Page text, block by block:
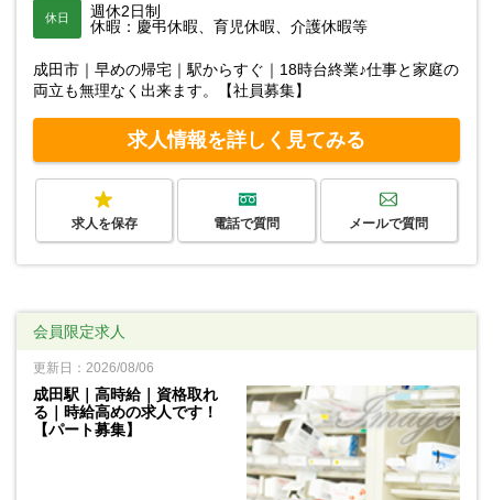
休日
週休2日制
休暇：慶弔休暇、育児休暇、介護休暇等
成田市｜早めの帰宅｜駅からすぐ｜18時台終業♪仕事と家庭の
両立も無理なく出来ます。【社員募集】
求人情報を詳しく見てみる
求人を保存 電話で質問 メールで質問
会員限定求人
更新日：2026/08/06
成田駅｜高時給｜資格取れ
る｜時給高めの求人です！
【パート募集】